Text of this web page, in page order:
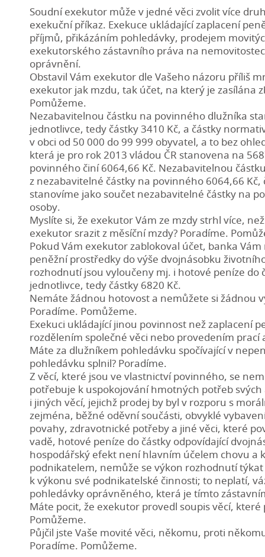
Soudní exekutor může v jedné věci zvolit více
exekuční příkaz. Exekuce ukládající zaplacení
příjmů, přikázáním pohledávky, prodejem
exekutorského zástavního práva na
oprávnění.
Obstavil Vám exekutor dle Vašeho názoru příliš
exekutor jak mzdu, tak účet, na který je zasílána
Pomůžeme.
Nezabavitelnou částku na povinného dlužníka
jednotlivce, tedy částky 3410 Kč, a částky
v obci od 50 000 do 99 999 obyvatel, a to bez
která je pro rok 2013 vládou ČR stanovena na
povinného činí 6064,66 Kč. Nezabavitelnou
z nezabavitelné částky na povinného 6064,66
stanovíme jako součet nezabavitelné částky na
osoby.
Myslíte si, že exekutor Vám ze mzdy strhl více,
exekutor srazit z měsíční mzdy? Poradíme.
Pokud Vám exekutor zablokoval účet, banka
peněžní prostředky do výše dvojnásobku
rozhodnutí jsou vyloučeny mj. i hotové peníze
jednotlivce, tedy částky 6820 Kč.
Nemáte žádnou hotovost a nemůžete si žádnou
Poradíme. Pomůžeme.
Exekuci ukládající jinou povinnost než zaplacení
rozdělením společné věci nebo provedením prací
Máte za dlužníkem pohledávku spočívající v
pohledávku splnil? Poradíme.
Z věcí, které jsou ve vlastnictví povinného, se
potřebuje k uspokojování hmotných potřeb
i jiných věcí, jejichž prodej by byl v rozporu s
zejména, běžné oděvní součásti, obvyklé
povahy, zdravotnické potřeby a jiné věci, které
vadě, hotové peníze do částky odpovídající
hospodářský efekt není hlavním účelem chovu a
podnikatelem, nemůže se výkon rozhodnutí
k výkonu své podnikatelské činnosti; to neplatí,
pohledávky oprávněného, která je tímto
Máte pocit, že exekutor provedl soupis věcí,
Pomůžeme.
Půjčil jste Vaše movité věci, někomu, proti
Poradíme. Pomůžeme.